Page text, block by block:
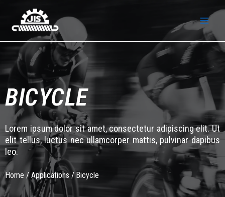
BICYCLE
Lorem ipsum dolor sit amet, consectetur adipiscing elit. Ut
elit tellus, luctus nec ullamcorper mattis, pulvinar dapibus
leo.
Home /Applications /Bicycle